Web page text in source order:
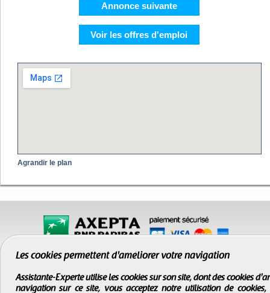
Annonce suivante
Voir les offres d'emploi
Agrandir le plan
Les cookies permettent d'améliorer votre navigation
Assistante-Experte utilise les cookies sur son site, dont des cookies
navigation sur ce site, vous acceptez notre utilisation de